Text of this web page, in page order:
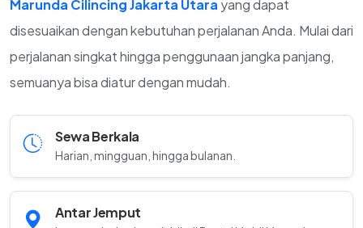
Marunda Cilincing Jakarta Utara yang dapat
disesuaikan dengan kebutuhan perjalanan Anda. Mulai dari
perjalanan singkat hingga penggunaan jangka panjang,
semuanya bisa diatur dengan mudah.
Sewa Berkala
Harian, mingguan, hingga bulanan.
Antar Jemput